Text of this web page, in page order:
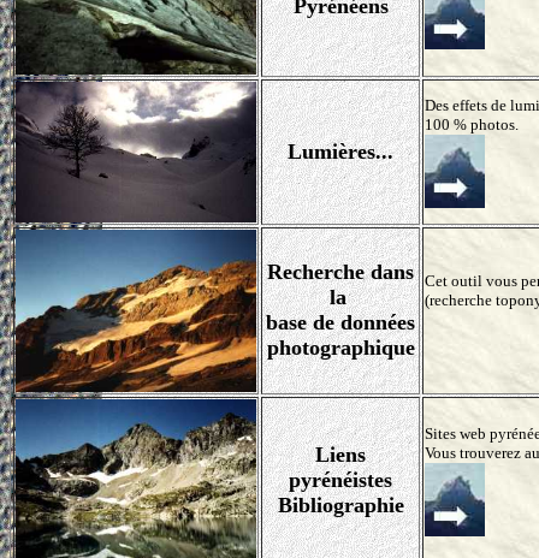
Pyrénéens
Lumières...
Des effets de
100 % photos.
Recherche dans
la
base de données
photographique
Cet outil vous
(recherche
Liens
pyrénéistes
Bibliographie
Sites web
Vous trouverez